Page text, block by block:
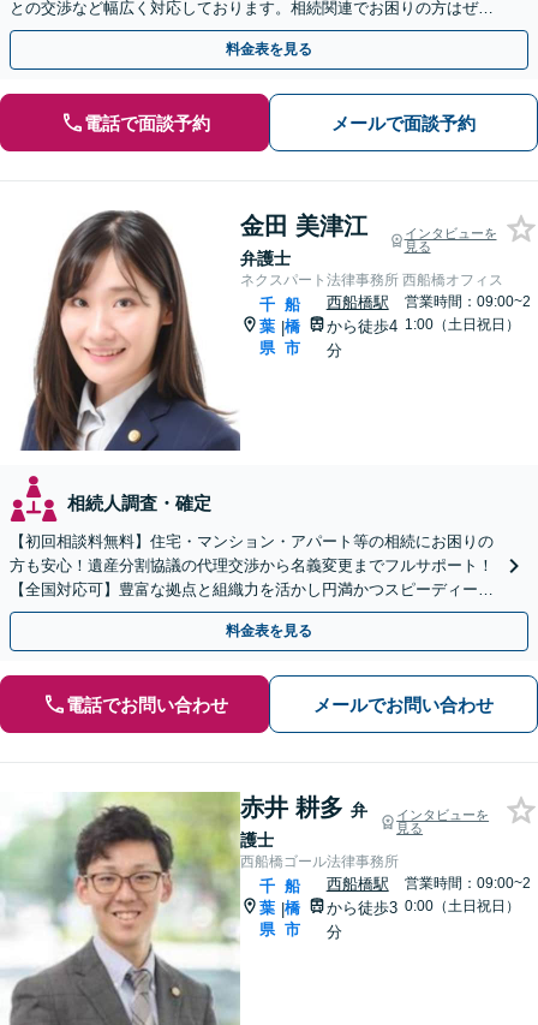
との交渉など幅広く対応しております。相続関連でお困りの方はぜひ
一度ご相談ください。
料金表を見る
電話で面談予約 メールで面談予約
金田 美津江
弁護士
インタビューを
見る
ネクスパート法律事務所 西船橋オフィス
千
葉
県
|
船
橋
市
西船橋駅
から徒歩4
分
営業時間：09:00~2
1:00（土日祝日）
相続人調査・確定
【初回相談料無料】住宅・マンション・アパート等の相続にお困りの
方も安心！遺産分割協議の代理交渉から名義変更までフルサポート！
【全国対応可】豊富な拠点と組織力を活かし円満かつスピーディーに
相続手続きをお手伝いします【取扱い実績2000件以上】
料金表を見る
電話でお問い合わせ メールでお問い合わせ
赤井 耕多 弁
護士
インタビューを
見る
西船橋ゴール法律事務所
千
葉
県
|
船
橋
市
西船橋駅
から徒歩3
分
営業時間：09:00~2
0:00（土日祝日）